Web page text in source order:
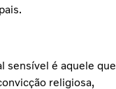
sensível é aquele que
religiosa,